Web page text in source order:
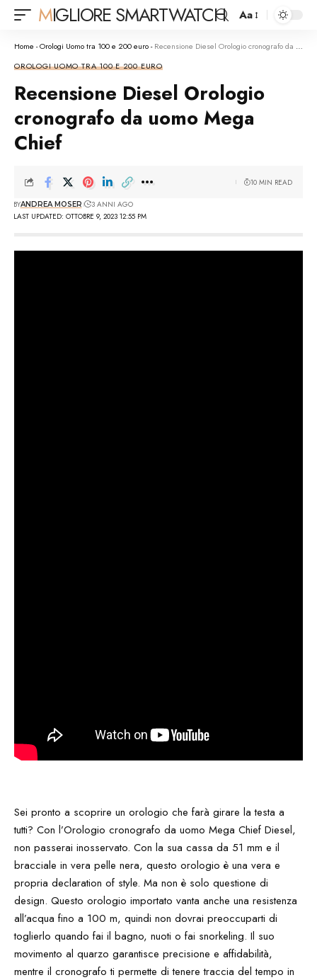
MIGLIORE SMARTWATCH
Font
Resizer
Aa
Home -Orologi Uomo tra 100 e 200 euro-Recensione Diesel Orologio cronografo da uomo Mega Chief
OROLOGI UOMO TRA 100 E 200 EURO
Recensione Diesel Orologio
cronografo da uomo Mega
Chief
LAST UPDATED: OTTOBRE 9, 2023 12:55 PM
BYANDREA MOSER 3 ANNI AGO
10 MIN READ
Sei pronto a scoprire un orologio che farà girare la testa a
tutti? Con l’Orologio cronografo da uomo Mega Chief Diesel,
non passerai inosservato. Con la sua cassa da 51 mm e il
bracciale in vera pelle nera, questo orologio è una vera e
propria declaration of style. Ma non è solo questione di
design. Questo orologio importato vanta anche una resistenza
all’acqua fino a 100 m, quindi non dovrai preoccuparti di
toglierlo quando fai il bagno, nuoti o fai snorkeling. Il suo
movimento al quarzo garantisce precisione e affidabilità,
mentre il cronografo ti permette di tenere traccia del tempo in